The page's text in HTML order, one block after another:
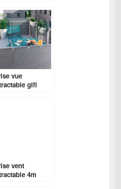
vue
gifi
vent
4m